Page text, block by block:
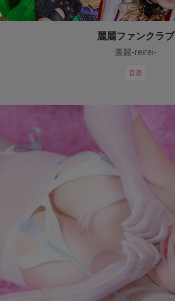
麗麗ファンクラブ
麗麗-reirei-
音楽